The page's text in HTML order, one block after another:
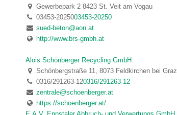
Gewerbepark 2 8423 St. Veit am Vogau
03453-2025003453-20250
sued-beton@aon.at
http://www.brs-gmbh.at
Alois Schönberger Recycling GmbH
Schönbergstraße 11, 8073 Feldkirchen bei Graz
0316/291263-120316/291263-12
zentrale@schoenberger.at
https://schoenberger.at/